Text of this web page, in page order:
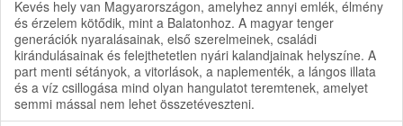
Kevés hely van Magyarországon, amelyhez annyi emlék, élmény
és érzelem kötődik, mint a Balatonhoz. A magyar tenger
generációk nyaralásainak, első szerelmeinek, családi
kirándulásainak és felejthetetlen nyári kalandjainak helyszíne. A
part menti sétányok, a vitorlások, a naplementék, a lángos illata
és a víz csillogása mind olyan hangulatot teremtenek, amelyet
semmi mással nem lehet összetéveszteni.